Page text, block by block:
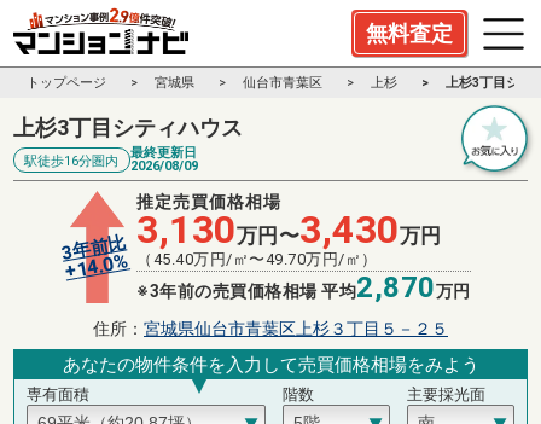
無料査定
トップページ 宮城県 仙台市青葉区 上杉 上杉3丁目シテ
上杉3丁目シティハウス
駅徒歩16分圏内
最終更新日
2026/08/09
3年前比
+14.0%
推定売買価格相場
3,130万円〜3,430万円
（ 45.40万円/㎡〜49.70万円/㎡）
※3年前の売買価格相場 平均2,870万円
住所： 宮城県仙台市青葉区上杉３丁目５－２５
あなたの物件条件を入力して売買価格相場をみよう
専有面積 階数 主要採光面